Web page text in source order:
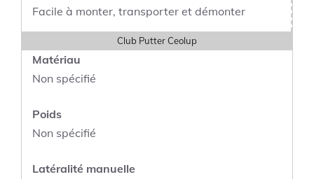
Facile à monter, transporter et démonter
Club Putter Ceolup
Matériau
Non spécifié
Poids
Non spécifié
Latéralité manuelle